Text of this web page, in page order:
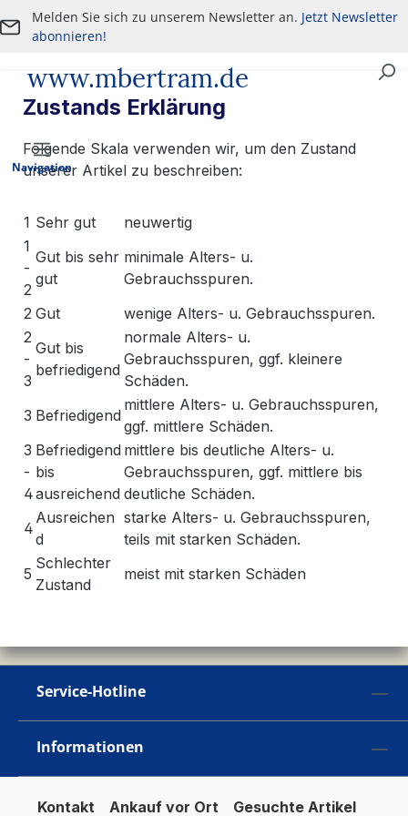
Zum Hauptinhalt springen
Melden Sie sich zu unserem Newsletter an. Jetzt Newsletter
abonnieren!
www.mbertram.de
An- und Verkauf von militärischen Antiquitäten
Navigation
Zustands Erklärung
Folgende Skala verwenden wir, um den Zustand
unserer Artikel zu beschreiben:
1 Sehr gut
neuwertig
1
-
2
Gut bis sehr
gut
minimale Alters- u.
Gebrauchsspuren.
2 Gut
wenige Alters- u. Gebrauchsspuren.
2
-
3
Gut bis
befriedigend
normale Alters- u.
Gebrauchsspuren, ggf. kleinere
Schäden.
3 Befriedigend
mittlere Alters- u. Gebrauchsspuren,
ggf. mittlere Schäden.
3
-
4
Befriedigend
bis
ausreichend
mittlere bis deutliche Alters- u.
Gebrauchsspuren, ggf. mittlere bis
deutliche Schäden.
4
Ausreichen
d
starke Alters- u. Gebrauchsspuren,
teils mit starken Schäden.
5
Schlechter
Zustand
meist mit starken Schäden
Service-Hotline
Informationen
Kontakt Ankauf vor Ort Gesuchte Artikel